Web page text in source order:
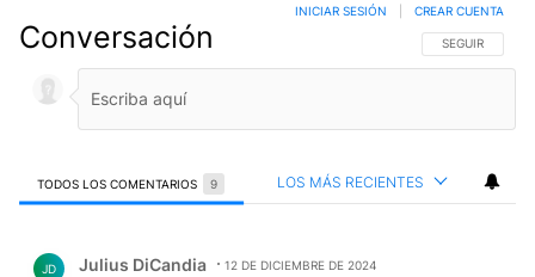
Conversación SIGA ESTA
SEGUIR
INICIAR SESIÓN CREAR CUENTA
TODOS LOS COMENTARIOS 9 LOS MÁS RECIENTES
JD Julius DiCandia 12 DE DICIEMBRE DE 2024